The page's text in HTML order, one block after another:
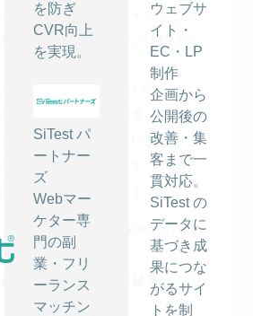
を防ぎ
CVR向上
を実現。
SiTest パ
ートナー
ズ
Webマー
ケター専
門の副
業・フリ
ーランス
マッチン
ウェブサ
イト・
EC・LP
制作
企画から
公開後の
改善・集
客まで一
貫対応。
SiTest の
データに
基づき成
果につな
がるサイ
トを制
ベルでも異なるドメインとして
することができない仕様でし
sysやappなどのサブドメイン
ドメインとして認識しCookie
とが出来るようになりました。
定することなく、１つの同一
計測が可能になります。
での方式からCookieの切り替
、
たCookieの情報は破棄となり